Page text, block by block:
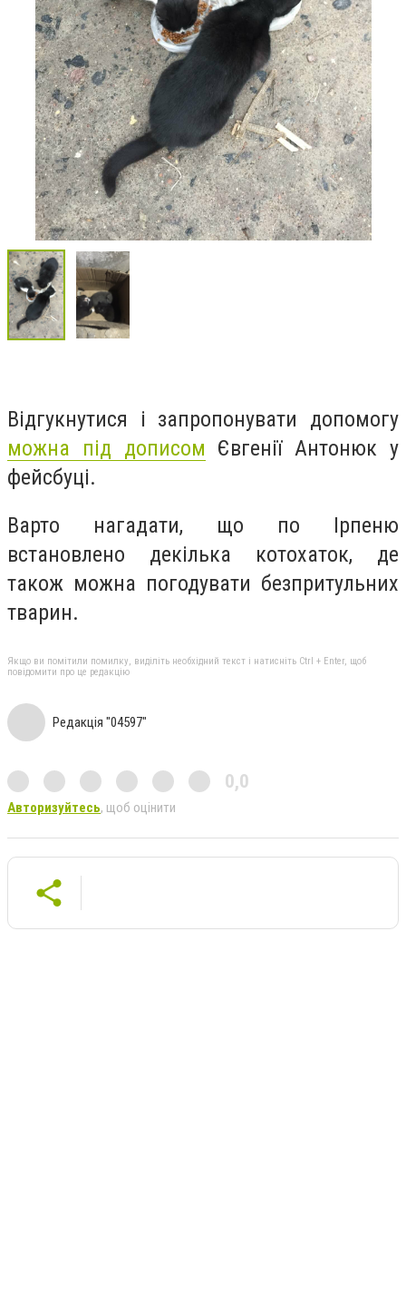
Відгукнутися і запропонувати допомогу
можна під дописом Євгенії Антонюк у
фейсбуці.
Варто нагадати, що по Ірпеню
встановлено декілька котохаток, де
також можна погодувати безпритульних
тварин.
Якщо ви помітили помилку, виділіть необхідний текст і натисніть Ctrl + Enter, щоб
повідомити про це редакцію
Редакція "04597"
0,0
Авторизуйтесь, щоб оцінити